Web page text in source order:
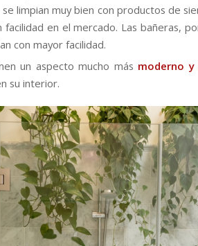
se limpian muy bien con productos de
facilidad en el mercado. Las bañeras,
con mayor facilidad.
un aspecto mucho más moderno y
su interior.